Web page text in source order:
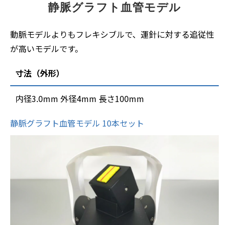
静脈グラフト血管モデル
動脈モデルよりもフレキシブルで、運針に対する追従性
が高いモデルです。
寸法（外形）
内径3.0mm 外径4mm 長さ100mm
静脈グラフト血管モデル 10本セット